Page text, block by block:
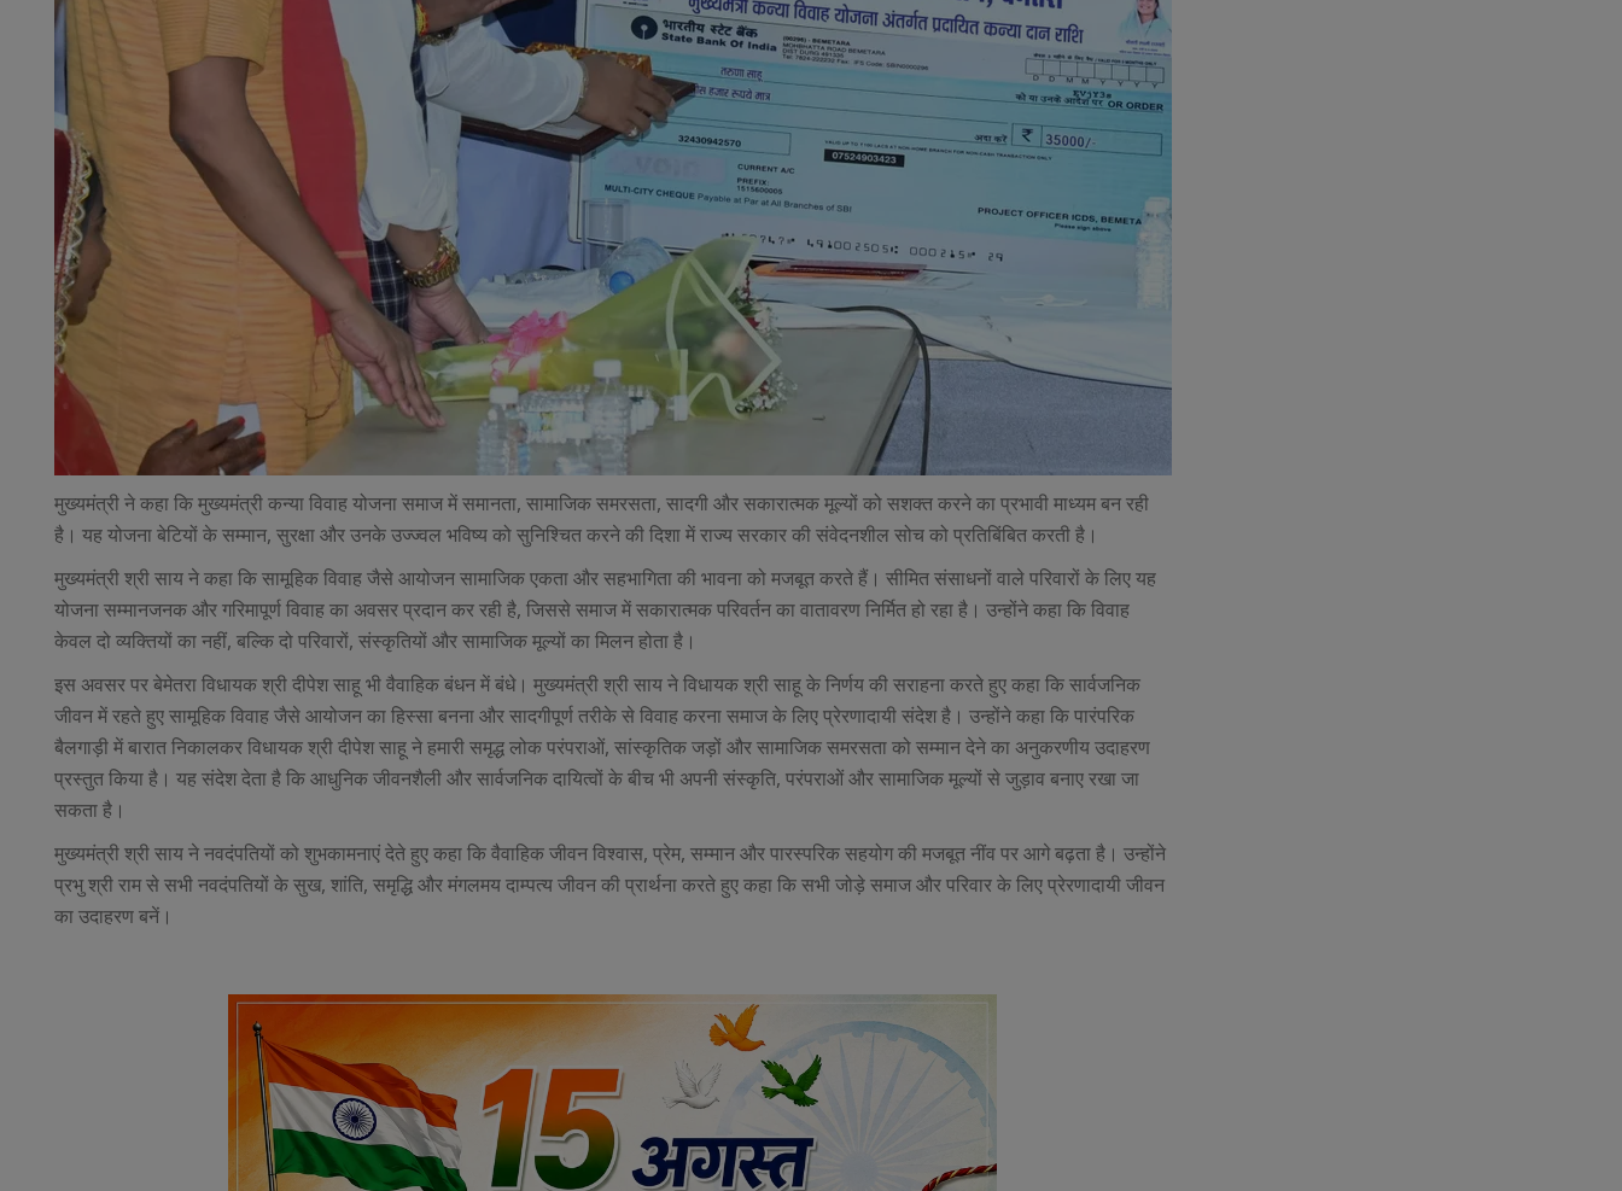
मुख्यमंत्री ने कहा कि मुख्यमंत्री कन्या विवाह योजना समाज में समानता, सामाजिक समरसता, सादगी और सकारात्मक मूल्यों को सशक्त करने का प्रभावी माध्यम बन रही
है। यह योजना बेटियों के सम्मान, सुरक्षा और उनके उज्ज्वल भविष्य को सुनिश्चित करने की दिशा में राज्य सरकार की संवेदनशील सोच को प्रतिबिंबित करती है।
मुख्यमंत्री श्री साय ने कहा कि सामूहिक विवाह जैसे आयोजन सामाजिक एकता और सहभागिता की भावना को मजबूत करते हैं। सीमित संसाधनों वाले परिवारों के लिए यह
योजना सम्मानजनक और गरिमापूर्ण विवाह का अवसर प्रदान कर रही है, जिससे समाज में सकारात्मक परिवर्तन का वातावरण निर्मित हो रहा है। उन्होंने कहा कि विवाह
केवल दो व्यक्तियों का नहीं, बल्कि दो परिवारों, संस्कृतियों और सामाजिक मूल्यों का मिलन होता है।
इस अवसर पर बेमेतरा विधायक श्री दीपेश साहू भी वैवाहिक बंधन में बंधे। मुख्यमंत्री श्री साय ने विधायक श्री साहू के निर्णय की सराहना करते हुए कहा कि सार्वजनिक
जीवन में रहते हुए सामूहिक विवाह जैसे आयोजन का हिस्सा बनना और सादगीपूर्ण तरीके से विवाह करना समाज के लिए प्रेरणादायी संदेश है। उन्होंने कहा कि पारंपरिक
बैलगाड़ी में बारात निकालकर विधायक श्री दीपेश साहू ने हमारी समृद्ध लोक परंपराओं, सांस्कृतिक जड़ों और सामाजिक समरसता को सम्मान देने का अनुकरणीय उदाहरण
प्रस्तुत किया है। यह संदेश देता है कि आधुनिक जीवनशैली और सार्वजनिक दायित्वों के बीच भी अपनी संस्कृति, परंपराओं और सामाजिक मूल्यों से जुड़ाव बनाए रखा जा
सकता है।
मुख्यमंत्री श्री साय ने नवदंपतियों को शुभकामनाएं देते हुए कहा कि वैवाहिक जीवन विश्वास, प्रेम, सम्मान और पारस्परिक सहयोग की मजबूत नींव पर आगे बढ़ता है। उन्होंने
प्रभु श्री राम से सभी नवदंपतियों के सुख, शांति, समृद्धि और मंगलमय दाम्पत्य जीवन की प्रार्थना करते हुए कहा कि सभी जोड़े समाज और परिवार के लिए प्रेरणादायी जीवन
का उदाहरण बनें।